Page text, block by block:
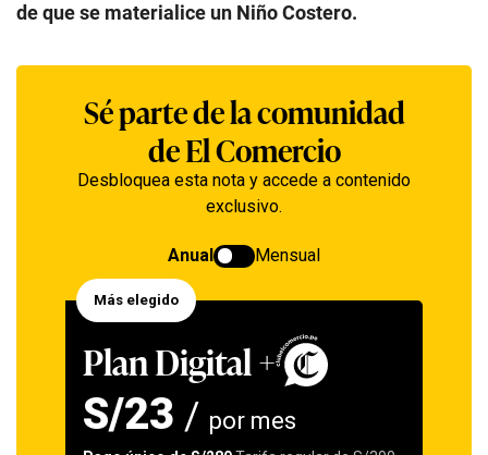
de que se materialice un Niño Costero.